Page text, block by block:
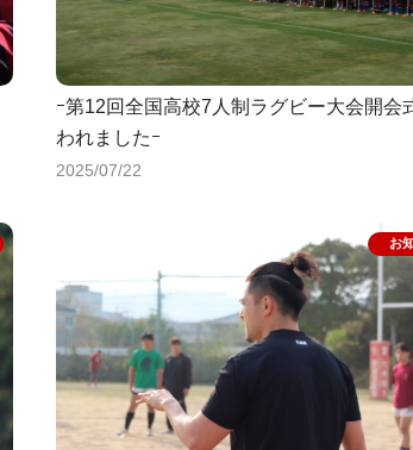
ｰ第12回全国高校7人制ラグビー大会開会
われましたｰ
2025/07/22